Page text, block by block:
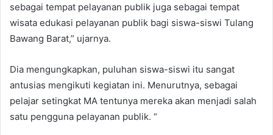
sebagai tempat pelayanan publik juga sebagai tempat
wisata edukasi pelayanan publik bagi siswa-siswi Tulang
Bawang Barat,” ujarnya.
Dia mengungkapkan, puluhan siswa-siswi itu sangat
antusias mengikuti kegiatan ini. Menurutnya, sebagai
pelajar setingkat MA tentunya mereka akan menjadi salah
satu pengguna pelayanan publik. “